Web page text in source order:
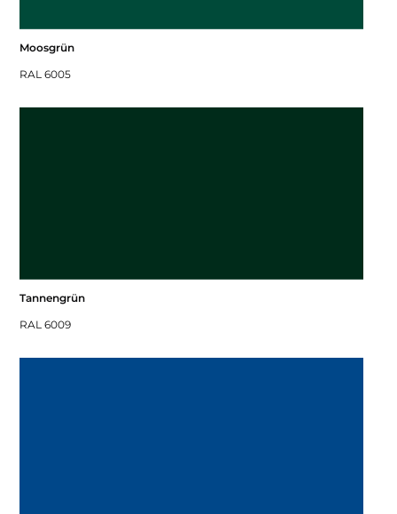
Moosgrün
RAL 6005
Tannengrün
RAL 6009